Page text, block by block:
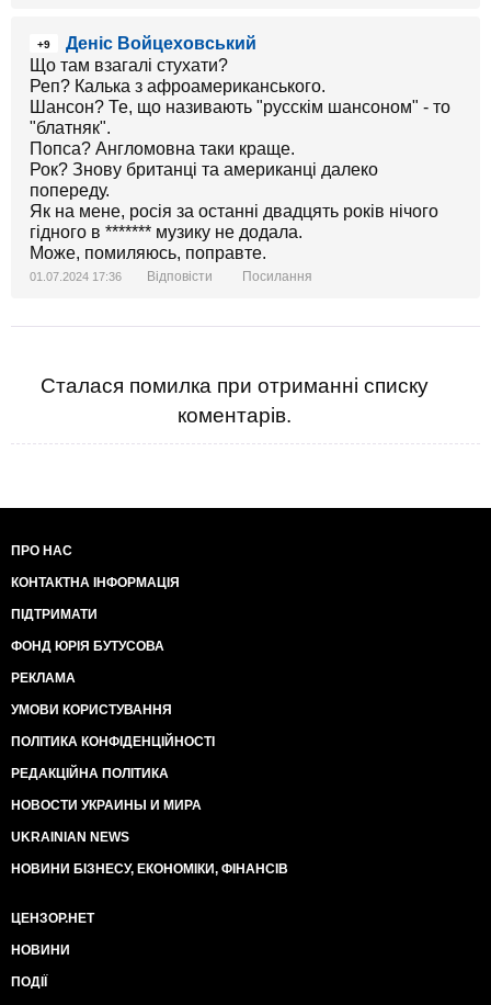
+9
Деніс Войцеховський
Що там взагалі стухати?
Реп? Калька з афроамериканського.
Шансон? Те, що називають "русскім шансоном" - то
"блатняк".
Попса? Англомовна таки краще.
Рок? Знову британці та американці далеко
попереду.
Як на мене, росія за останні двадцять років нічого
гідного в ******* музику не додала.
Може, помиляюсь, поправте.
01.07.2024 17:36 Відповісти Посилання
Сталася помилка при отриманні списку
коментарів.
ПРО НАС
КОНТАКТНА ІНФОРМАЦІЯ
ПІДТРИМАТИ
ФОНД ЮРІЯ БУТУСОВА
РЕКЛАМА
УМОВИ КОРИСТУВАННЯ
ПОЛІТИКА КОНФІДЕНЦІЙНОСТІ
РЕДАКЦІЙНА ПОЛІТИКА
НОВОСТИ УКРАИНЫ И МИРА
UKRAINIAN NEWS
НОВИНИ БІЗНЕСУ, ЕКОНОМІКИ, ФІНАНСІВ
ЦЕНЗОР.НЕТ
НОВИНИ
ПОДІЇ